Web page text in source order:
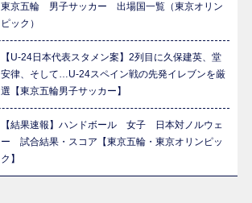
東京五輪 男子サッカー 出場国一覧（東京オリン
ピック）
【U-24日本代表スタメン案】2列目に久保建英、堂
安律、そして…U-24スペイン戦の先発イレブンを厳
選【東京五輪男子サッカー】
【結果速報】ハンドボール 女子 日本対ノルウェ
ー 試合結果・スコア【東京五輪・東京オリンピッ
ク】